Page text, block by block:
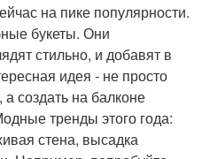
на пике популярности.
букеты. Они
стильно, и добавят в
идея - не просто
создать на балконе
тренды этого года:
стена, высадка